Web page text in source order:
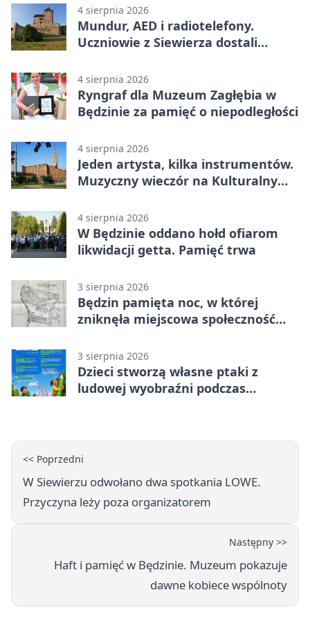
4 sierpnia 2026
Mundur, AED i radiotelefony.
Uczniowie z Siewierza dostali
4 sierpnia 2026
Ryngraf dla Muzeum Zagłębia w
Będzinie za pamięć o niepodległości
4 sierpnia 2026
Jeden artysta, kilka instrumentów.
Muzyczny wieczór na Kulturalnym
4 sierpnia 2026
W Będzinie oddano hołd ofiarom
likwidacji getta. Pamięć trwa
3 sierpnia 2026
Będzin pamięta noc, w której
zniknęła miejscowa społeczność
3 sierpnia 2026
Dzieci stworzą własne ptaki z
ludowej wyobraźni podczas
<< Poprzedni
W Siewierzu odwołano dwa spotkania LOWE.
Przyczyna leży poza organizatorem
Następny >>
Haft i pamięć w Będzinie. Muzeum pokazuje
dawne kobiece wspólnoty